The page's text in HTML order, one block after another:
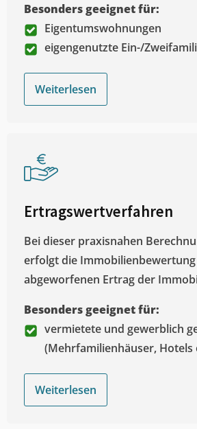
Besonders geeignet für:
Eigentumswohnungen
eigengenutzte Ein-/
Weiterlesen
Ertragswertverfahren
Bei dieser praxisnahen
erfolgt die
abgeworfenen Ertrag der
Besonders geeignet für:
vermietete und gewerblich
(Mehrfamilienhäuser, Hotels
Weiterlesen